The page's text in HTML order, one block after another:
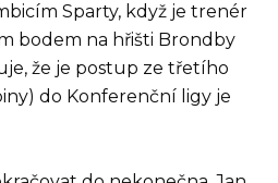
Sparty, když je trenér
bodem na hřišti Brondby
že je postup ze třetího
do Konferenční ligy je